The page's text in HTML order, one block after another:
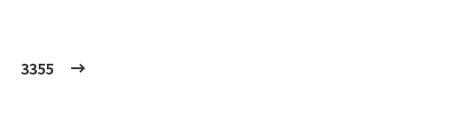
3355